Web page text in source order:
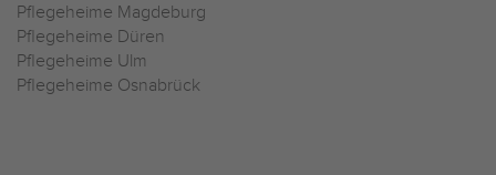
Pflegeheime Magdeburg
Pflegeheime Düren
Pflegeheime Ulm
Pflegeheime Osnabrück